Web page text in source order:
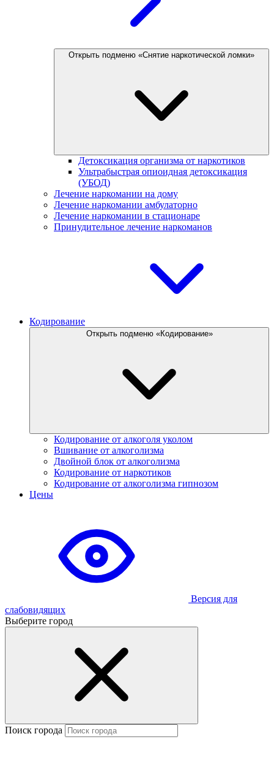
Открыть подменю «Снятие наркотической ломки»
Детоксикация организма от наркотиков
Ультрабыстрая опиоидная детоксикация
(УБОД)
Лечение наркомании на дому
Лечение наркомании амбулаторно
Лечение наркомании в стационаре
Принудительное лечение наркоманов
Кодирование
Открыть подменю «Кодирование»
Кодирование от алкоголя уколом
Вшивание от алкоголизма
Двойной блок от алкоголизма
Кодирование от наркотиков
Кодирование от алкоголизма гипнозом
Цены
Версия для
слабовидящих
Выберите город
Поиск города